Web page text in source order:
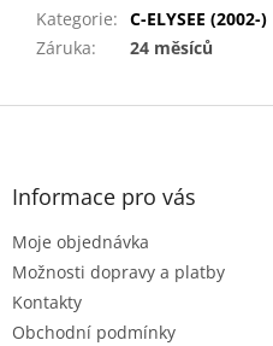
Kategorie: C-ELYSEE (2002-)
Záruka: 24 měsíců
Z
Informace pro vás
Moje objednávka
Možnosti dopravy a platby
Kontakty
Obchodní podmínky